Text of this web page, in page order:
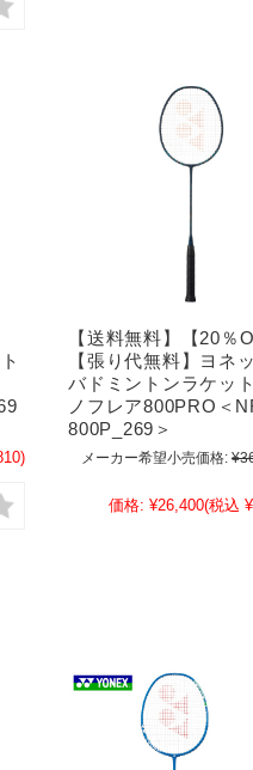
【送料無料】【20％
【張り代無料】ヨネ
バドミントンラケッ
ノフレア800PRO＜
800P_269＞
メーカー希望小売価格:
価格: ¥26,400(税込